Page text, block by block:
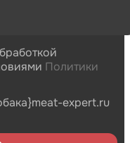
Политики
expert.ru